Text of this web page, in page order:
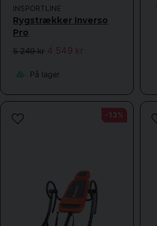
INSPORTLINE
Rygstrækker Inverso
Pro
5 249 kr 4 549 kr
På lager
-13%